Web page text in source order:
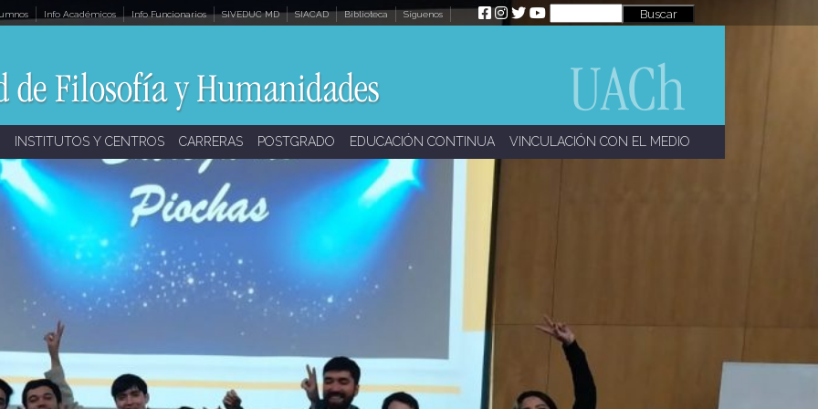
Info Académicos Info Funcionarios SIVEDUC MD SIACAD Biblioteca Síguenos
INSTITUTOS Y CENTROS CARRERAS POSTGRADO EDUCACIÓN CONTINUA VINCULACIÓN CON EL MEDIO